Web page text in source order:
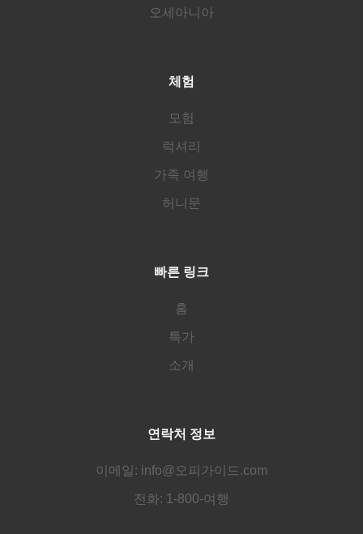
오세아니아
체험
모험
럭셔리
가족 여행
허니문
빠른 링크
홈
특가
소개
연락처 정보
이메일: info@오피가이드.com
전화: 1-800-여행